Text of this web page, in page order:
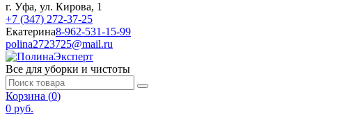
г. Уфа, ул. Кирова, 1
+7 (347) 272-37-25
Екатерина8-962-531-15-99
polina2723725@mail.ru
Все для уборки и чистоты
Корзина (0)
0 руб.